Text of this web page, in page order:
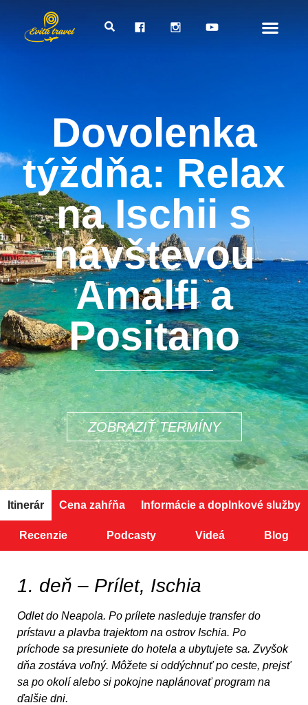
Dovolenka
týždňa: Relax
na Ischii s
návštevou
Amalfi a
Positano
ZOBRAZIŤ TERMÍNY
Itinerár Cena zahŕňa Informácie a doplnkové služby
Recenzie Podcasty Videá Blog
1. deň – Prílet, Ischia
Odlet do Neapola. Po prílete nasleduje transfer do
prístavu a plavba trajektom na ostrov Ischia. Po
príchode sa presuniete do hotela a ubytujete sa. Zvyšok
dňa zostáva voľný. Môžete si oddýchnuť po ceste, prejsť
sa po okolí alebo si pokojne naplánovať program na
ďalšie dni.